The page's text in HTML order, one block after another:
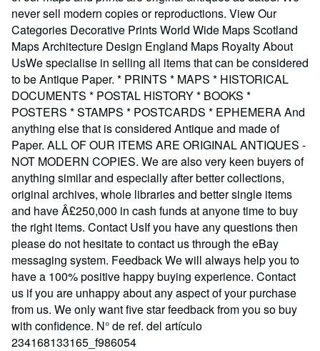
never sell modern copies or reproductions. View Our
Categories Decorative Prints World Wide Maps Scotland
Maps Architecture Design England Maps Royalty About
UsWe specialise in selling all items that can be considered
to be Antique Paper. * PRINTS * MAPS * HISTORICAL
DOCUMENTS * POSTAL HISTORY * BOOKS *
POSTERS * STAMPS * POSTCARDS * EPHEMERA And
anything else that is considered Antique and made of
Paper. ALL OF OUR ITEMS ARE ORIGINAL ANTIQUES -
NOT MODERN COPIES. We are also very keen buyers of
anything similar and especially after better collections,
original archives, whole libraries and better single items
and have Â£250,000 in cash funds at anyone time to buy
the right items. Contact UsIf you have any questions then
please do not hesitate to contact us through the eBay
messaging system. Feedback We will always help you to
have a 100% positive happy buying experience. Contact
us if you are unhappy about any aspect of your purchase
from us. We only want five star feedback from you so buy
with confidence. N° de ref. del artículo
234168133165_f986054